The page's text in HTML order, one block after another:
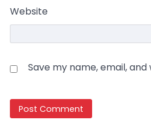
Website
Save my name, email,